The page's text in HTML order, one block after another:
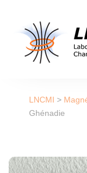
LNCMI >
Ghénadie